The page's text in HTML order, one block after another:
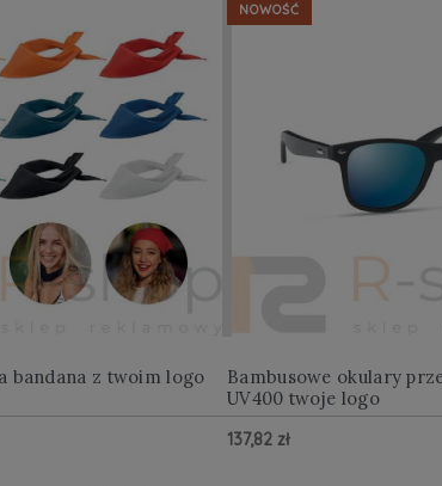
bandana z twoim logo
Bambusowe okulary
UV400 twoje logo
137,82 zł
NOWOŚĆ